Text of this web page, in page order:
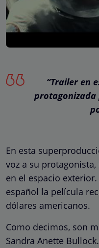
“Trailer en
protagonizada
En esta
voz a su
en el espacio
español la película
dólares americanos.
Como decimos, son
Sandra Anette